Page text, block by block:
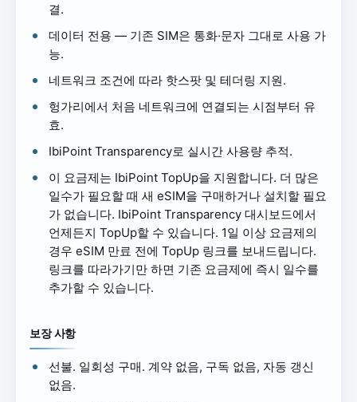
결.
데이터 전용 — 기존 SIM은 통화·문자 그대로 사용 가
능.
네트워크 조건에 따라 핫스팟 및 테더링 지원.
헝가리에서 처음 네트워크에 연결되는 시점부터 유
효.
IbiPoint Transparency로 실시간 사용량 추적.
이 요금제는 IbiPoint TopUp을 지원합니다. 더 많은
일수가 필요할 때 새 eSIM을 구매하거나 설치할 필요
가 없습니다. IbiPoint Transparency 대시보드에서
언제든지 TopUp할 수 있습니다. 1일 이상 요금제의
경우 eSIM 만료 전에 TopUp 링크를 보내드립니다.
링크를 따라가기만 하면 기존 요금제에 즉시 일수를
추가할 수 있습니다.
보장 사항
선불. 일회성 구매. 계약 없음, 구독 없음, 자동 갱신
없음.